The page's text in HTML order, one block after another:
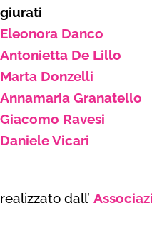
giurati
Eleonora Danco
Antonietta De Lillo
Marta Donzelli
Annamaria Granatello
Giacomo Ravesi
Daniele Vicari
realizzato dall’